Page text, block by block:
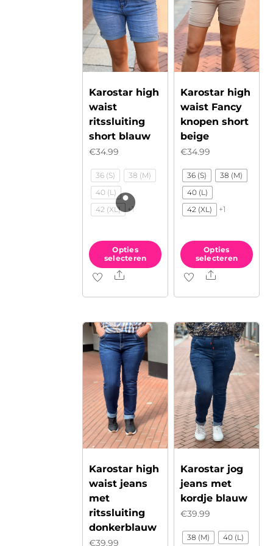
Karostar high
waist
ritssluiting
short blauw
€34.99
36 (S)
38 (M)
40 (L)
42 (XL)
+1
Opties
selecteren
Dit
meerdere
variaties.
Deze
optie
kan
gekozen
worden
op
productpagina
Share
Karostar high
waist Fancy
knopen short
beige
€34.99
36 (S)
38 (M)
40 (L)
42 (XL)
+1
Opties
selecteren
Dit
meerdere
variaties.
Deze
optie
kan
gekozen
worden
op
productpagina
Share
Karostar high
waist jeans
met
ritssluiting
donkerblauw
€39.99
Karostar jog
jeans met
kordje blauw
€39.99
38 (M)
40 (L)